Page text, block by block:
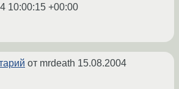
10:00:15 +00:00
от mrdeath 15.08.2004